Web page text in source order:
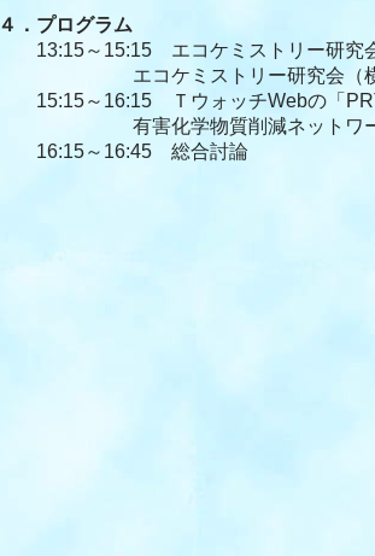
４．プログラム
13:15～15:15 エコケミストリー研究会
エコケミストリー研究会（横
15:15～16:15 ＴウォッチWebの「
有害化学物質削減ネットワ
16:15～16:45 総合討論